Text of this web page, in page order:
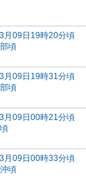
月09日19時20分頃
頃
月09日19時31分頃
頃
月09日00時21分頃
月09日00時33分頃
頃